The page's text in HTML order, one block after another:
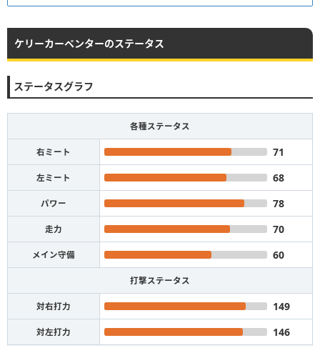
ケリーカーペンターのステータス
ステータスグラフ
各種ステータス
右ミート 71
左ミート 68
パワー 78
走力 70
メイン守備 60
打撃ステータス
対右打力 149
対左打力 146